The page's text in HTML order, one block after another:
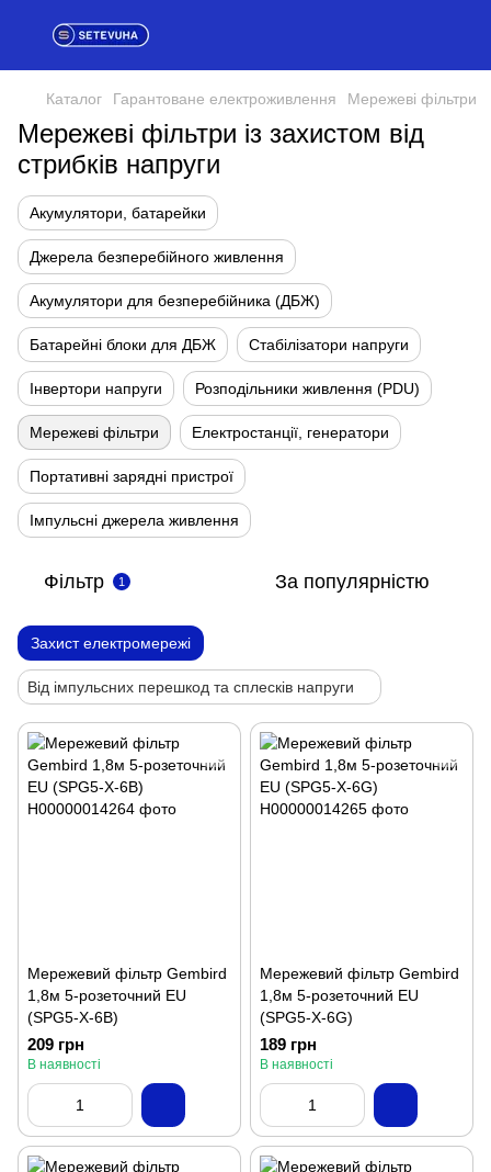
Каталог Гарантоване електроживлення Мережеві фільтри
Мережеві фільтри із захистом від
стрибків напруги
Акумулятори, батарейки
Джерела безперебійного живлення
Акумулятори для безперебійника (ДБЖ)
Батарейні блоки для ДБЖ Стабілізатори напруги
Інвертори напруги Розподільники живлення (PDU)
Мережеві фільтри Електростанції, генератори
Портативні зарядні пристрої
Імпульсні джерела живлення
Фільтр 1 За популярністю
Захист електромережі
Від імпульсних перешкод та сплесків напруги
Мережевий фільтр Gembird
1,8м 5-розеточний EU
(SPG5-X-6B)
209 грн
В наявності
Мережевий фільтр Gembird
1,8м 5-розеточний EU
(SPG5-X-6G)
189 грн
В наявності